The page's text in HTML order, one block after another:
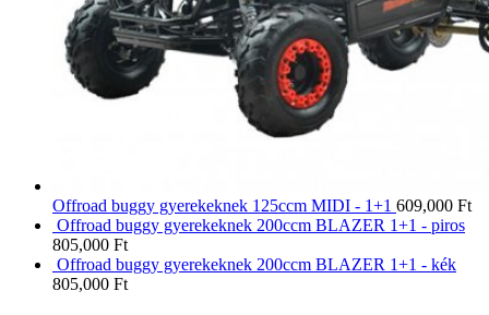
Offroad buggy gyerekeknek 125ccm MIDI - 1+1 609,000 Ft
Offroad buggy gyerekeknek 200ccm BLAZER 1+1 - piros
805,000 Ft
Offroad buggy gyerekeknek 200ccm BLAZER 1+1 - kék
805,000 Ft